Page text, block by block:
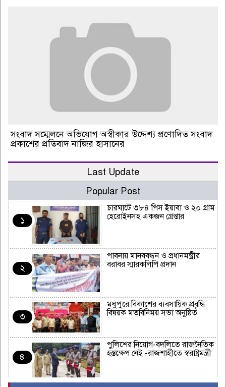
সংবাদ সম্মেলনে অভিযোগ অস্বীকার উদ্দেশ্য প্রণোদিত সংবাদ
প্রকাশের প্রতিবাদ নাজির হাসানের
Last Update
Popular Post
১
চারঘাটে ৩৮৪ পিস ইয়াবা ও ২০ গ্রাম
হেরোইনসহ একজন গ্রেপ্তার
২
পাবনায় মানববন্ধন ও প্রধানমন্ত্রীর
বরাবর স্মারকলিপি প্রদান
৩
মধুপুরে বিকাশের ব্যবসায়িক প্রবৃদ্ধি
বিষয়ক মতবিনিময় সভা অনুষ্ঠিত
৪
পুলিশের নিয়োগ-বদলিতে রাজনৈতিক
হস্তক্ষেপ নেই -রাজশাহীতে স্বরাষ্ট্রমন্ত্রী